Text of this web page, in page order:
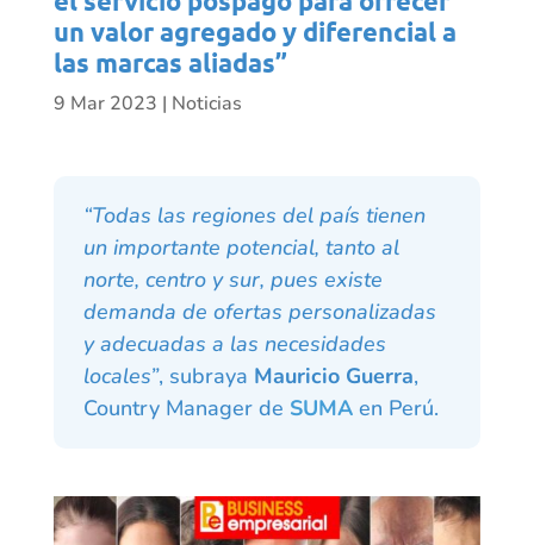
un valor agregado y diferencial a
las marcas aliadas”
9 Mar 2023 | Noticias
“Todas las regiones del país tienen
un importante potencial, tanto al
norte, centro y sur, pues existe
demanda de ofertas personalizadas
y adecuadas a las necesidades
locales”, subraya Mauricio Guerra,
Country Manager de SUMAen Perú.